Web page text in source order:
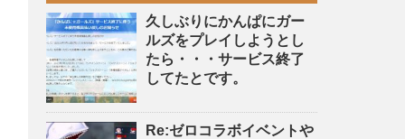
久しぶりにかんぱにガー
ルズをプレイしようとし
たら・・・サービス終了
してたとです。
Re:ゼロコラボイベントや